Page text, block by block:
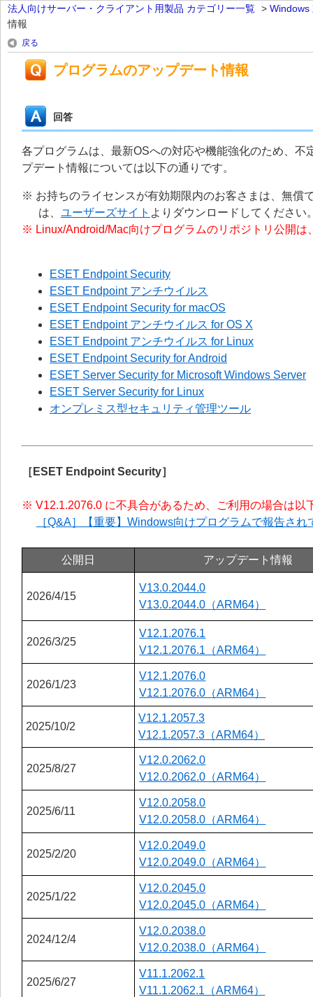
法人向けサーバー・クライアント用製品 カテゴリー一覧 > Windows
情報
戻る
プログラムのアップデート情報
回答
各プログラムは、最新OSへの対応や機能強化のため、
プデート情報については以下の通りです。
※ お持ちのライセンスが有効期限内のお客さまは、無償
は、 ユーザーズサイト よりダウンロードしてください
※ Linux/Android/Mac向けプログラムのリポジトリ公開
ESET Endpoint Security
ESET Endpoint アンチウイルス
ESET Endpoint Security for macOS
ESET Endpoint アンチウイルス for OS X
ESET Endpoint アンチウイルス for Linux
ESET Endpoint Security for Android
ESET Server Security for Microsoft Windows Server
ESET Server Security for Linux
オンプレミス型セキュリティ管理ツール
［ESET Endpoint Security］
※ V12.1.2076.0 に不具合があるため、ご利用の場合は以
［Q&A］【重要】Windows向けプログラムで報告さ
公開日 アップデート情報
2026/4/15
V13.0.2044.0
V13.0.2044.0（ARM64）
2026/3/25
V12.1.2076.1
V12.1.2076.1（ARM64）
2026/1/23
V12.1.2076.0
V12.1.2076.0（ARM64）
2025/10/2
V12.1.2057.3
V12.1.2057.3（ARM64）
2025/8/27
V12.0.2062.0
V12.0.2062.0（ARM64）
2025/6/11
V12.0.2058.0
V12.0.2058.0（ARM64）
2025/2/20
V12.0.2049.0
V12.0.2049.0（ARM64）
2025/1/22
V12.0.2045.0
V12.0.2045.0（ARM64）
2024/12/4
V12.0.2038.0
V12.0.2038.0（ARM64）
2025/6/27
V11.1.2062.1
V11.1.2062.1（ARM64）